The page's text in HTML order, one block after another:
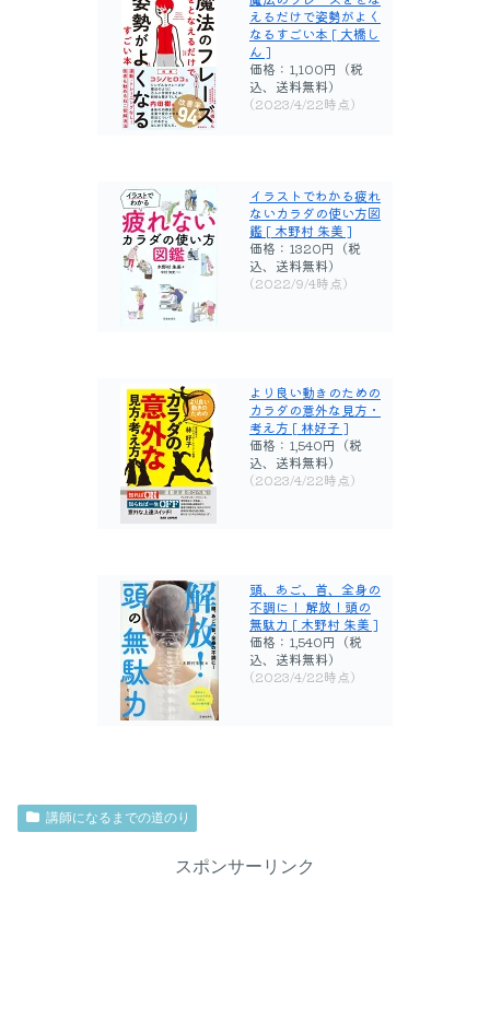
えるだけで姿勢がよく
なるすごい本 [ 大橋し
ん ]
価格：1,100円（税
込、送料無料)
(2023/4/22時点)
イラストでわかる疲れ
ないカラダの使い方図
鑑 [ 木野村 朱美 ]
価格：1320円（税
込、送料無料)
(2022/9/4時点)
より良い動きのための
カラダの意外な見方・
考え方 [ 林好子 ]
価格：1,540円（税
込、送料無料)
(2023/4/22時点)
頭、あご、首、全身の
不調に！ 解放！頭の
無駄力 [ 木野村 朱美 ]
価格：1,540円（税
込、送料無料)
(2023/4/22時点)
講師になるまでの道のり
スポンサーリンク